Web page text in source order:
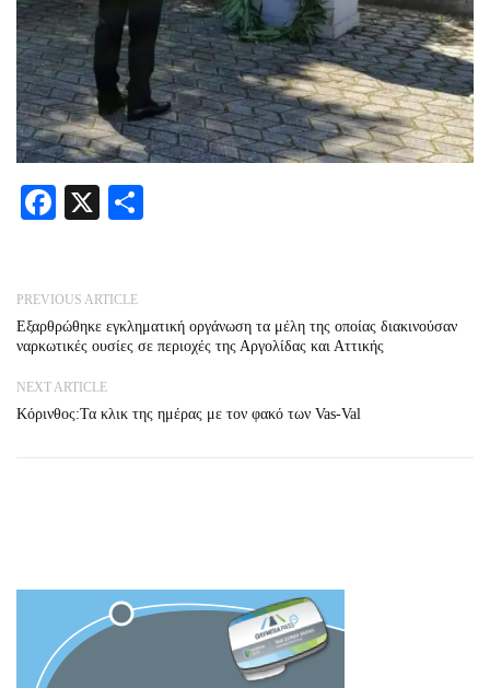
Facebook
X
PREVIOUS ARTICLE
Εξαρθρώθηκε εγκληματική οργάνωση τα μέλη της οποίας διακινούσαν
ναρκωτικές ουσίες σε περιοχές της Αργολίδας και Αττικής
NEXT ARTICLE
Κόρινθος:Τα κλικ της ημέρας με τον φακό των Vas-Val